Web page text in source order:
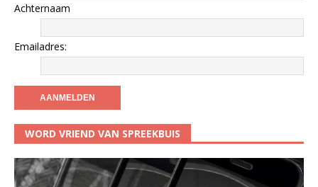
Achternaam
Emailadres:
WORD VRIEND VAN SPREEKBUIS